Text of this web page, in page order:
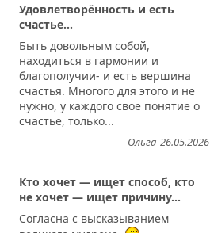
Удовлетворённость и есть
счастье...
Быть довольным собой,
находиться в гармонии и
благополучии- и есть вершина
счастья. Многого для этого и не
нужно, у каждого свое понятие о
счастье, только...
26.05.2026
Ольга
Кто хочет — ищет способ, кто
не хочет — ищет причину...
Согласна с высказыванием